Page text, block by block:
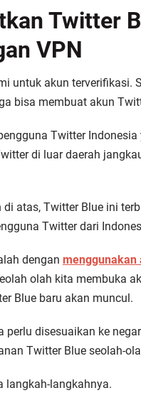
Twitter
VPN
untuk akun terverifikasi.
bisa membuat akun
Twitter
di luar daerah
atas, Twitter Blue ini
Twitter dari
dengan menggunakan
olah kita membuka
Blue baru akan muncul.
perlu disesuaikan ke
Twitter Blue seolah-
langkah-langkahnya.